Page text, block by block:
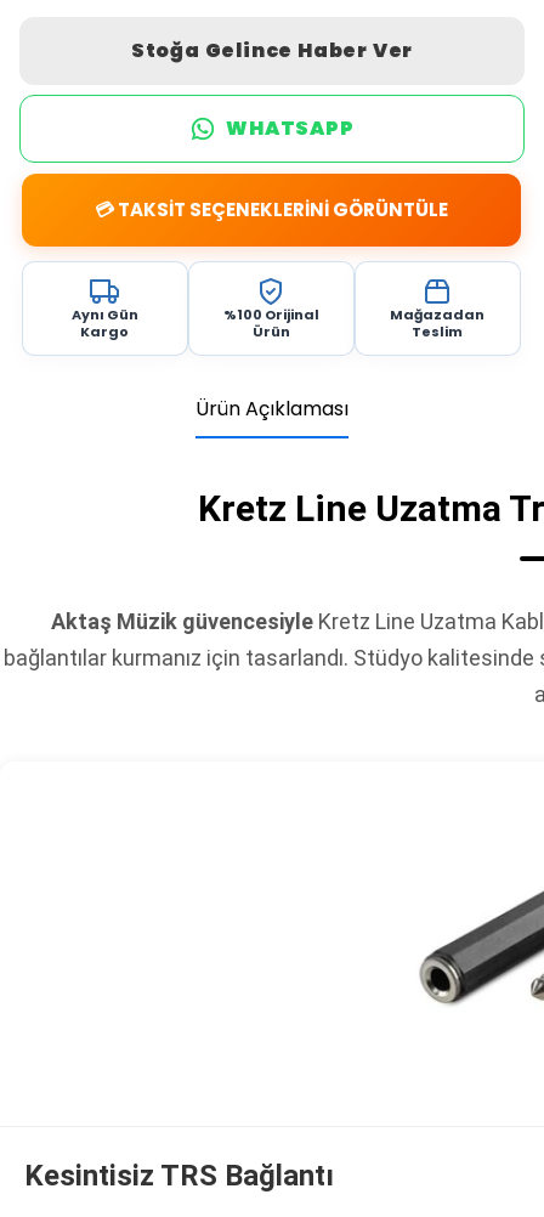
Stoğa Gelince Haber Ver
WHATSAPP
💳 TAKSİT SEÇENEKLERİNİ GÖRÜNTÜLE
Aynı Gün
Kargo
%100 Orijinal
Ürün
Mağazadan
Teslim
Ürün Açıklaması
Kretz Line Uzatma
Aktaş Müzik güvencesiyleKretz Line Uzatma
bağlantılar kurmanız için tasarlandı. Stüdyo
Kesintisiz TRS Bağlantı